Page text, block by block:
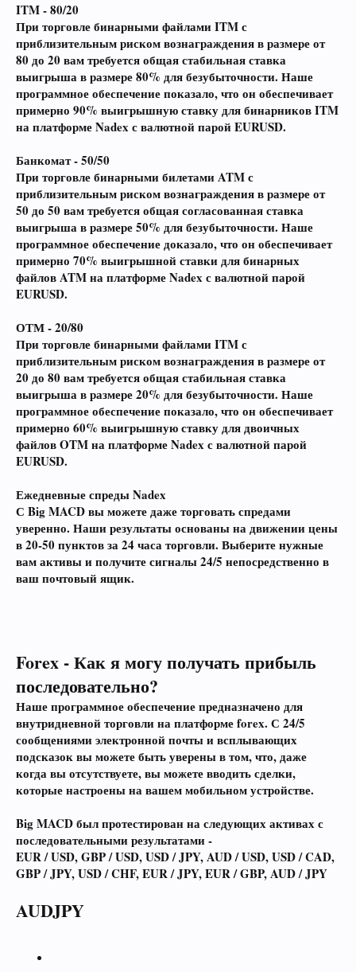
ITM - 80/20
При торговле бинарными файлами ITM с
приблизительным риском вознаграждения в размере от
80 до 20 вам требуется общая стабильная ставка
выигрыша в размере 80% для безубыточности. Наше
программное обеспечение показало, что он обеспечивает
примерно 90% выигрышную ставку для бинарников ITM
на платформе Nadex с валютной парой EURUSD.
Банкомат - 50/50
При торговле бинарными билетами ATM с
приблизительным риском вознаграждения в размере от
50 до 50 вам требуется общая согласованная ставка
выигрыша в размере 50% для безубыточности. Наше
программное обеспечение доказало, что он обеспечивает
примерно 70% выигрышной ставки для бинарных
файлов ATM на платформе Nadex с валютной парой
EURUSD.
ОТМ - 20/80
При торговле бинарными файлами ITM с
приблизительным риском вознаграждения в размере от
20 до 80 вам требуется общая стабильная ставка
выигрыша в размере 20% для безубыточности. Наше
программное обеспечение показало, что он обеспечивает
примерно 60% выигрышную ставку для двоичных
файлов OTM на платформе Nadex с валютной парой
EURUSD.
Ежедневные спреды Nadex
С Big MACD вы можете даже торговать спредами
уверенно. Наши результаты основаны на движении цены
в 20-50 пунктов за 24 часа торговли. Выберите нужные
вам активы и получите сигналы 24/5 непосредственно в
ваш почтовый ящик.
Forex - Как я могу получать прибыль
последовательно?
Наше программное обеспечение предназначено для
внутридневной торговли на платформе forex. С 24/5
сообщениями электронной почты и всплывающих
подсказок вы можете быть уверены в том, что, даже
когда вы отсутствуете, вы можете вводить сделки,
которые настроены на вашем мобильном устройстве.
Big MACD был протестирован на следующих активах с
последовательными результатами -
EUR / USD, GBP / USD, USD / JPY, AUD / USD, USD / CAD,
GBP / JPY, USD / CHF, EUR / JPY, EUR / GBP, AUD / JPY
AUDJPY